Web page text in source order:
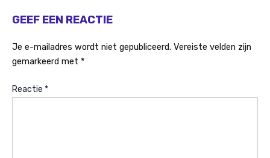
GEEF EEN REACTIE
Je e-mailadres wordt niet gepubliceerd. Vereiste velden zijn
gemarkeerd met *
Reactie *